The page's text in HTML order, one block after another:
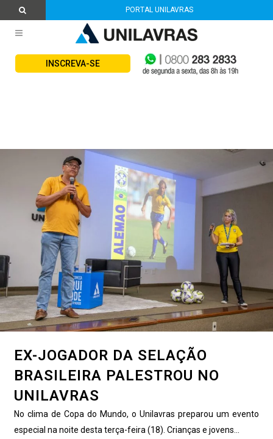
PORTAL UNILAVRAS
INSCREVA-SE
EX-JOGADOR DA SELAÇÃO
BRASILEIRA PALESTROU NO
UNILAVRAS
No clima de Copa do Mundo, o Unilavras preparou um evento
especial na noite desta terça-feira (18). Crianças e jovens...